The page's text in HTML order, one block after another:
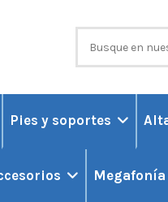
Pies y soportes